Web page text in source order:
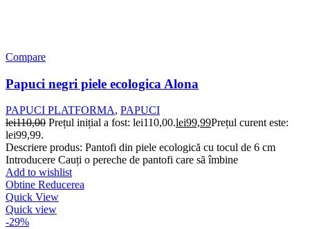
Compare
Papuci negri piele ecologica Alona
PAPUCI PLATFORMA, PAPUCI
lei110,00 Prețul inițial a fost: lei110,00.lei99,99Prețul curent este:
lei99,99.
Descriere produs: Pantofi din piele ecologică cu tocul de 6 cm
Introducere Cauți o pereche de pantofi care să îmbine
Add to wishlist
Obtine Reducerea
Quick View
Quick view
-29%